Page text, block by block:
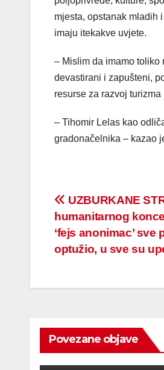
mjesta, opstanak mladih
imaju itekakve uvjete.
– Mislim da imamo toliko
devastirani i zapušteni,
resurse za razvoj
–​ Tihomir Lelas kao
gradonačelnika – kazao
Post
navigation
UZBURKANE
humanitarnog
‘fejs anonimac’
optužio, u sve su
Povezane objave